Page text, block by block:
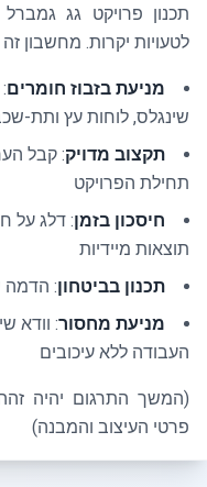
תכנון פרויקט גג
לטעויות יקרות. מחשבון
מניעת בזבוז חומרים
שינגלס, לוחות עץ ותת-
תקצוב מדויק: קבל
תחילת הפרויקט
חיסכון בזמן: דלג על
תוצאות מיידיות
תכנון בביטחון: הדמה
מניעת מחסור: וודא
העבודה ללא עיכובים
(המשך התרגום יהיה
פרטי העיצוב והמבנה)